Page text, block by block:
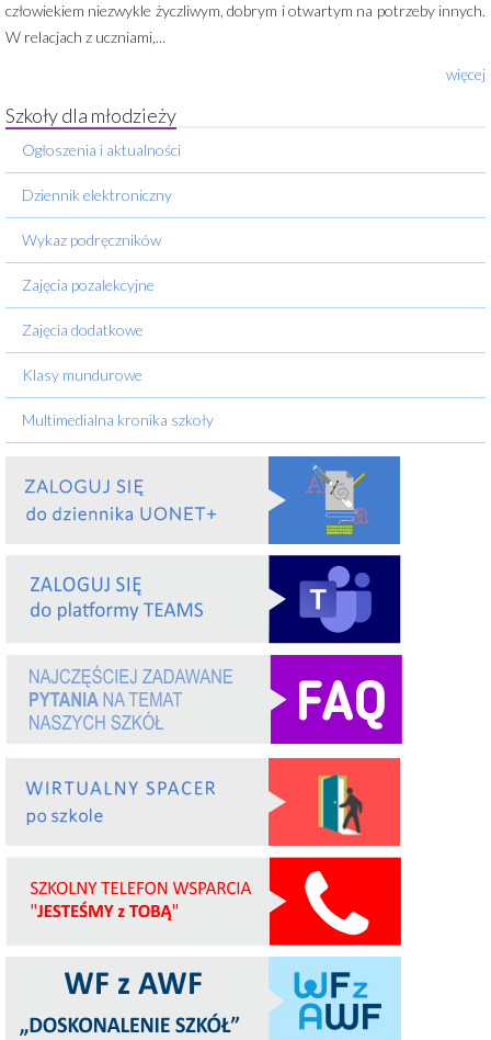
człowiekiem niezwykle życzliwym, dobrym i otwartym na potrzeby innych.
W relacjach z uczniami,...
więcej
Szkoły dla młodzieży
Ogłoszenia i aktualności
Dziennik elektroniczny
Wykaz podręczników
Zajęcia pozalekcyjne
Zajęcia dodatkowe
Klasy mundurowe
Multimedialna kronika szkoły